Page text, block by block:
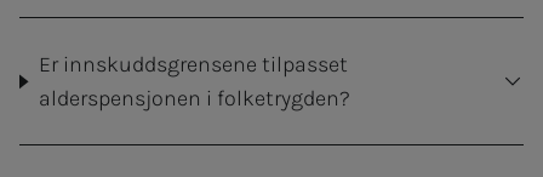
Er innskuddsgrensene tilpasset
alderspensjonen i folketrygden?